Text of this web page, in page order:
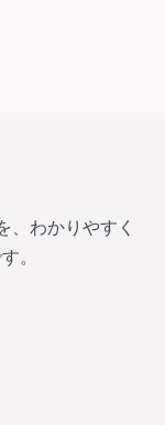
、わかりやすく
。